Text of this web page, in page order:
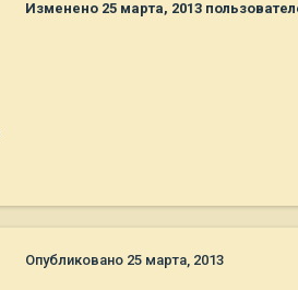
Изменено 25 марта, 2013
Опубликовано 25 марта, 2013